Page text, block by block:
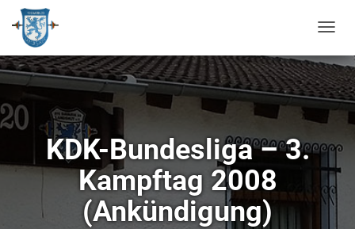
A
V
I
G
I
N
U
M
KDK-Bundesliga – 3.
Kampftag 2008
(Ankündigung)